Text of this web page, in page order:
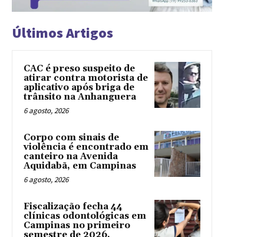
Últimos Artigos
CAC é preso suspeito de
atirar contra motorista de
aplicativo após briga de
trânsito na Anhanguera
6 agosto, 2026
Corpo com sinais de
violência é encontrado em
canteiro na Avenida
Aquidabã, em Campinas
6 agosto, 2026
Fiscalização fecha 44
clínicas odontológicas em
Campinas no primeiro